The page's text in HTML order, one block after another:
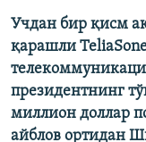
Учдан бир қисм
қарашли
президентнинг
миллион доллар
айблов ортидан